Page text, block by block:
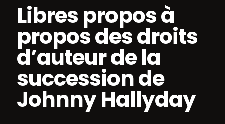
Libres propos à
propos des droits
d’auteur de la
succession de
Johnny Hallyday